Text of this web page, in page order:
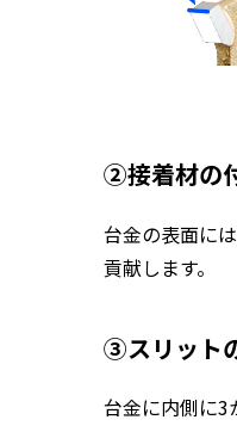
②接着材の
台金の表面に
貢献します。
③スリット
台金に内側に3